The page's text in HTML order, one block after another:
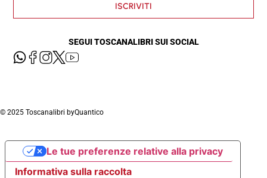
ISCRIVITI
SEGUI TOSCANALIBRI SUI SOCIAL
© 2025 Toscanalibri byQuantico
Informativa sulla raccolta
Le tue preferenze relative alla privacy